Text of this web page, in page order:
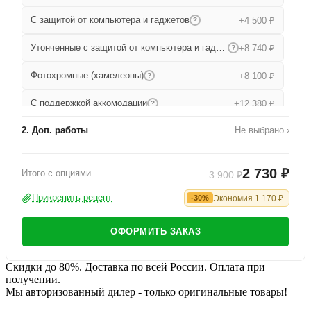
С защитой от компьютера и гаджетов ? +4 500 ₽
Утонченные с защитой от компьютера и гаджетов ? +8 740 ₽
Фотохромные (хамелеоны) ? +8 100 ₽
С поддержкой аккомодации ? +12 380 ₽
Прогрессивные +15 680 ₽
2. Доп. работы
Не выбрано ›
Итого с опциями 3 900 ₽2 730 ₽
Прикрепить рецепт -30% Экономия 1 170 ₽
ОФОРМИТЬ ЗАКАЗ
Скидки до 80%. Доставка по всей России. Оплата при
получении.
Мы авторизованный дилер - только оригинальные товары!